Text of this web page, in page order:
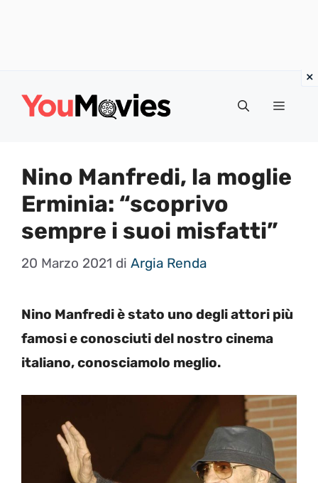
Menu
Nino Manfredi, la moglie
Erminia: “scoprivo
sempre i suoi misfatti”
20 Marzo 2021 di Argia Renda
Nino Manfredi è stato uno degli attori più
famosi e conosciuti del nostro cinema
italiano, conosciamolo meglio.